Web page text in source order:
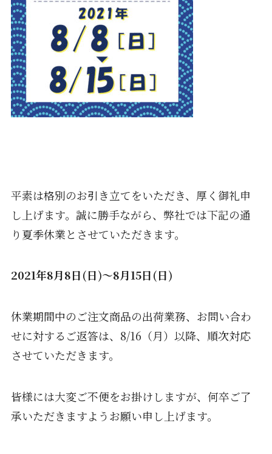
平素は格別のお引き立てをいただき、厚く御礼申
し上げます。誠に勝手ながら、弊社では下記の通
り夏季休業とさせていただきます。
2021年8月8日(日)～8月15日(日)
休業期間中のご注文商品の出荷業務、お問い合わ
せに対するご返答は、8/16（月）以降、順次対応
させていただきます。
皆様には大変ご不便をお掛けしますが、何卒ご了
承いただきますようお願い申し上げます。